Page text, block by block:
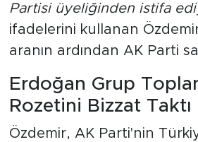
Partisi üyeliğinden istifa
ifadelerini kullanan
aranın ardından AK Parti
Erdoğan Grup
Rozetini Bizzat Taktı
Özdemir, AK Parti'nin